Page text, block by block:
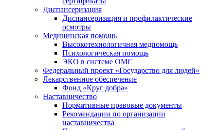
Диспансеризация
Диспансеризация и профилактические
осмотры
Медицинская помощь
Высокотехнологичная медпомощь
Психологическая помощь
ЭКО в системе ОМС
Федеральный проект «Государство для людей»
Лекарственное обеспечение
Фонд «Круг добра»
Наставничество
Нормативные правовые документы
Рекомендации по организации
наставничества